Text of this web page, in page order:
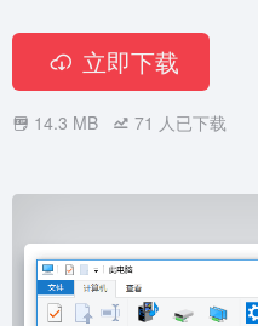
立即下载
14.3 MB 71 人已下载